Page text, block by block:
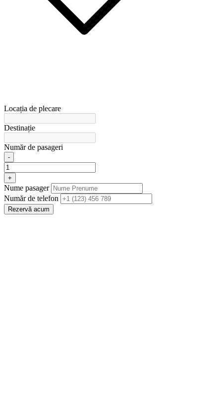
Locația de plecare
Destinație
Număr de pasageri
-
+
Nume pasager
Număr de telefon
Rezervă acum